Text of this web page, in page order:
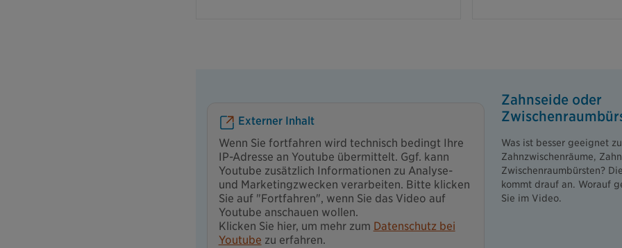
Externer Inhalt
Wenn Sie fortfahren wird technisch bedingt Ihre
IP-Adresse an Youtube übermittelt. Ggf. kann
Youtube zusätzlich Informationen zu Analyse-
und Marketingzwecken verarbeiten. Bitte klicken
Sie auf "Fortfahren", wenn Sie das Video auf
Youtube anschauen wollen.
Klicken Sie hier, um mehr zum Datenschutz bei
Youtube zu erfahren.
Zahnseide oder
Was ist besser geeignet
Zahnzwischenräume,
Zwischenraumbürsten?
kommt drauf an. Worauf
Sie im Video.